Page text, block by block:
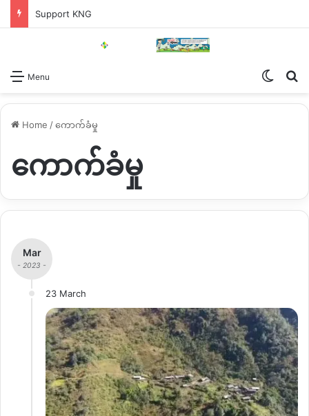
Support KNG
Menu
Home /ကောက်ခံမှု
ကောက်ခံမှု
Mar
- 2023 -
23 March